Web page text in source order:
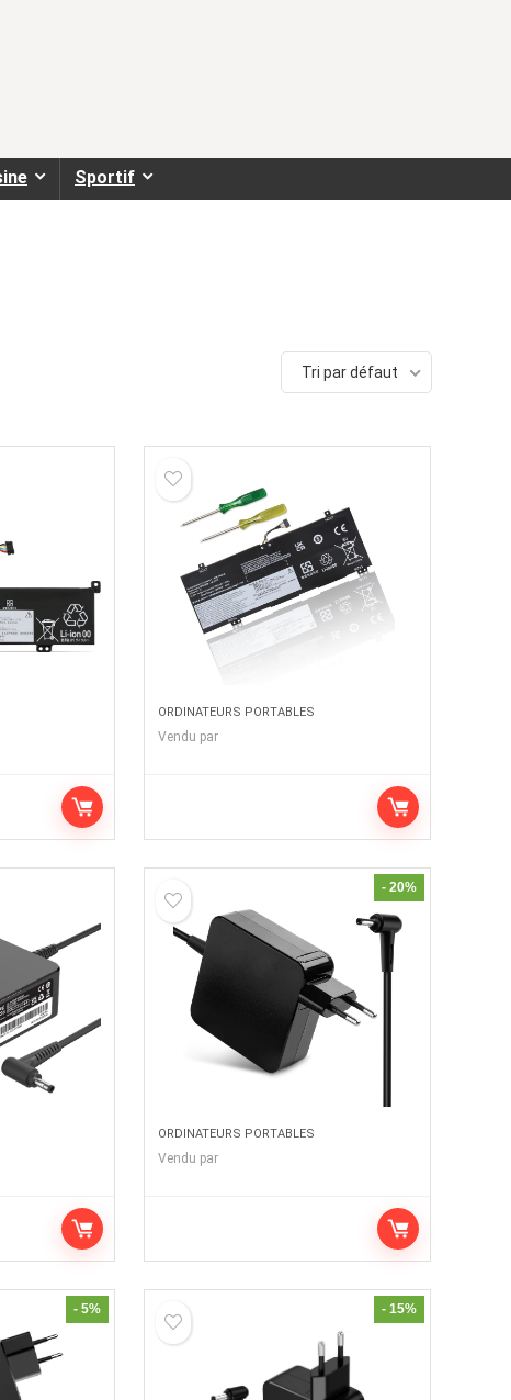
Sportif
Tri par défaut
ORDINATEURS PORTABLES
Vendu par
- 20%
ORDINATEURS PORTABLES
Vendu par
- 5% - 15%